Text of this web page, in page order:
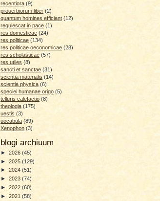
recentiora (9)
prouerbiorum liber (2)
quantum homines efficiant (12)
requiescat in pace (1)
res domesticae (24)
res politicae (134)
res politicae oeconomicae (28)
res scholasticae (57)
res utiles (8)
sancti et sanctae (31)
scientia materialis (14)
scientia physica (6)
speciei humanae origo (5)
telluris calefactio (8)
theologia (175)
uestis (3)
uocabula (89)
Xenophon (3)
blogi archiuum
► 2026 (45)
► 2025 (129)
► 2024 (51)
► 2023 (74)
► 2022 (60)
► 2021 (58)